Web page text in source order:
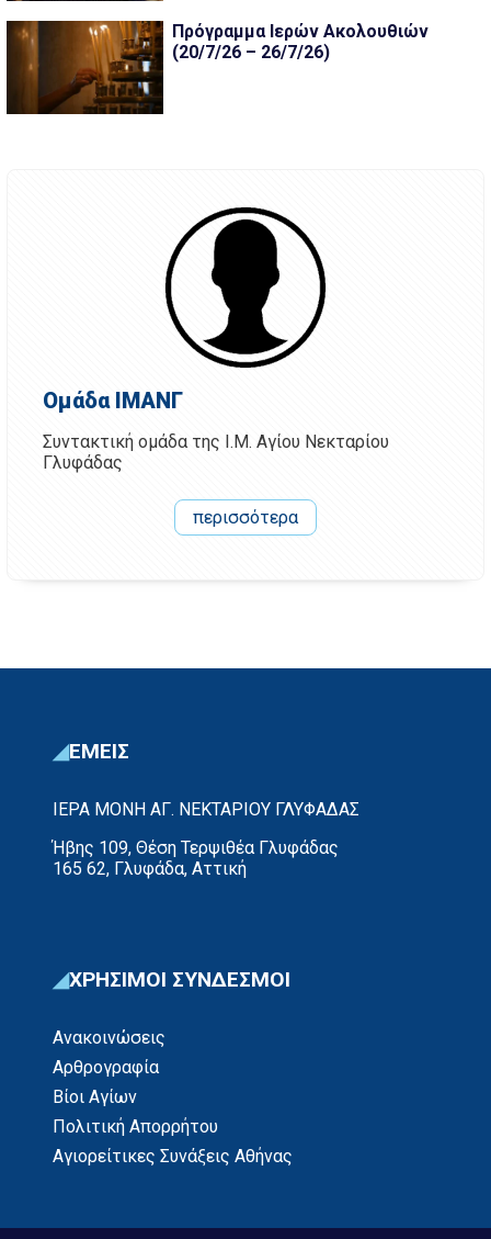
Πρόγραμμα Ιερών Ακολουθιών
(20/7/26 – 26/7/26)
Ομάδα ΙΜΑΝΓ
Συντακτική ομάδα της Ι.Μ. Αγίου Νεκταρίου
Γλυφάδας
περισσότερα
ΕΜΕΙΣ
ΙΕΡΑ ΜΟΝΗ ΑΓ. ΝΕΚΤΑΡΙΟΥ ΓΛΥΦΑΔΑΣ
Ήβης 109, Θέση Τερψιθέα Γλυφάδας
165 62, Γλυφάδα, Αττική
ΧΡΗΣΙΜΟΙ ΣΥΝΔΕΣΜΟΙ
Ανακοινώσεις
Αρθρογραφία
Βίοι Αγίων
Πολιτική Απορρήτου
Αγιορείτικες Συνάξεις Αθήνας